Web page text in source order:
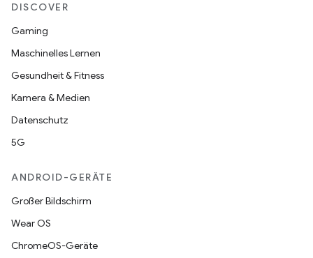
DISCOVER
Gaming
Maschinelles Lernen
Gesundheit & Fitness
Kamera & Medien
Datenschutz
5G
ANDROID-GERÄTE
Großer Bildschirm
Wear OS
ChromeOS-Geräte